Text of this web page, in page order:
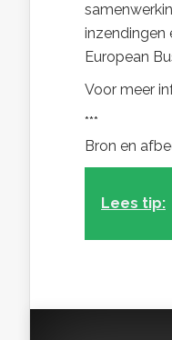
inzendingen
European
Voor meer
***
Bron en
Lees tip: